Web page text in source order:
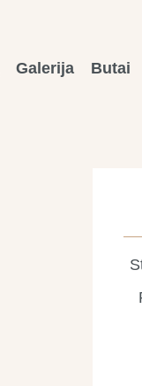
Galerija Butai